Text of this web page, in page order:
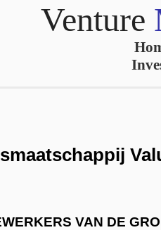
Venture
VAN DE